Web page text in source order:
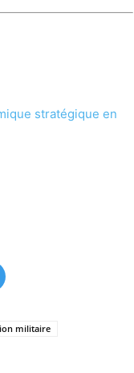
stratégique en
militaire